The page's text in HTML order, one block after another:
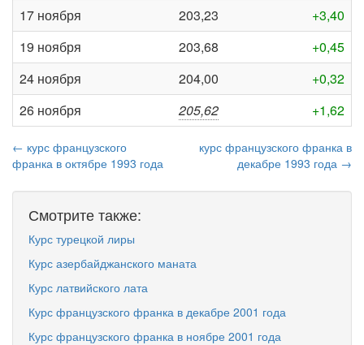
17 ноября
203,23
+3,40
19 ноября
203,68
+0,45
24 ноября
204,00
+0,32
26 ноября
205,62 +1,62
← курс французского
франка в октябре 1993 года
курс французского франка в
декабре 1993 года →
Смотрите также:
Курс турецкой лиры
Курс азербайджанского маната
Курс латвийского лата
Курс французского франка в декабре 2001 года
Курс французского франка в ноябре 2001 года